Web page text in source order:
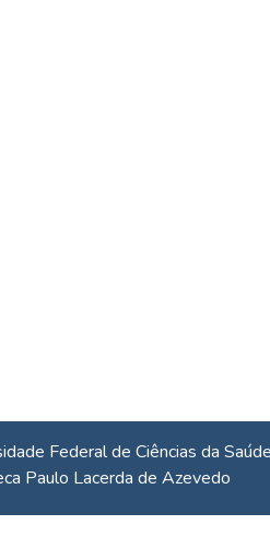
Federal de Ciências da
Paulo Lacerda de Azevedo